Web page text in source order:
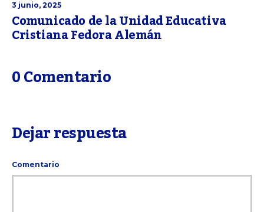
3 junio, 2025
Comunicado de la Unidad Educativa
Cristiana Fedora Alemán
0 Comentario
Dejar respuesta
Comentario